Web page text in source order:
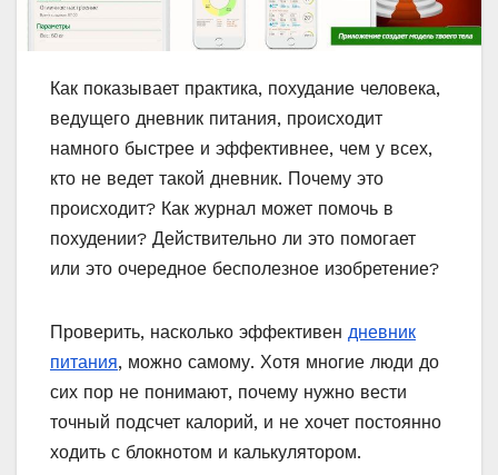
Как показывает практика, похудание человека,
ведущего дневник питания, происходит
намного быстрее и эффективнее, чем у всех,
кто не ведет такой дневник. Почему это
происходит? Как журнал может помочь в
похудении? Действительно ли это помогает
или это очередное бесполезное изобретение?
Проверить, насколько эффективен дневник
питания, можно самому. Хотя многие люди до
сих пор не понимают, почему нужно вести
точный подсчет калорий, и не хочет постоянно
ходить с блокнотом и калькулятором.